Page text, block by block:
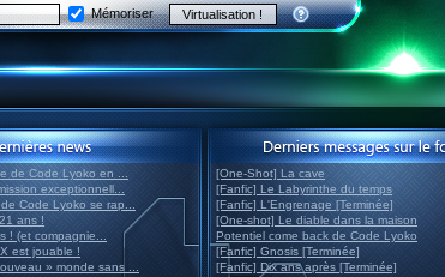
Mémoriser
de Code Lyoko en ...
exceptionnell...
Code Lyoko se rap...
ans !
! (et compagnie...
est jouable !
» monde sans ...
[One-Shot] La cave
[Fanfic] Le Labyrinthe du temps
[Fanfic] L'Engrenage [Terminée]
[One-shot] Le diable dans la maison
Potentiel come back de Code Lyoko
[Fanfic] Gnosis [Terminée]
[Fanfic] Dix ans après [Terminée]